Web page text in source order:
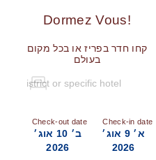
!Dormez Vous
קחו חדר בפריז או בכל מקום
בעולם
Check-in date
א׳ 9 אוג׳
2026
Check-out date
ב׳ 10 אוג׳
2026